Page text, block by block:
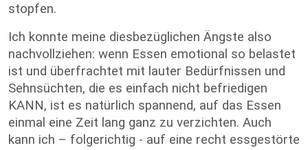
stopfen.
Ich konnte meine diesbezüglichen Ängste also
nachvollziehen: wenn Essen emotional so belastet
ist und überfrachtet mit lauter Bedürfnissen und
Sehnsüchten, die es einfach nicht befriedigen
KANN, ist es natürlich spannend, auf das Essen
einmal eine Zeit lang ganz zu verzichten. Auch
kann ich – folgerichtig - auf eine recht essgestörte